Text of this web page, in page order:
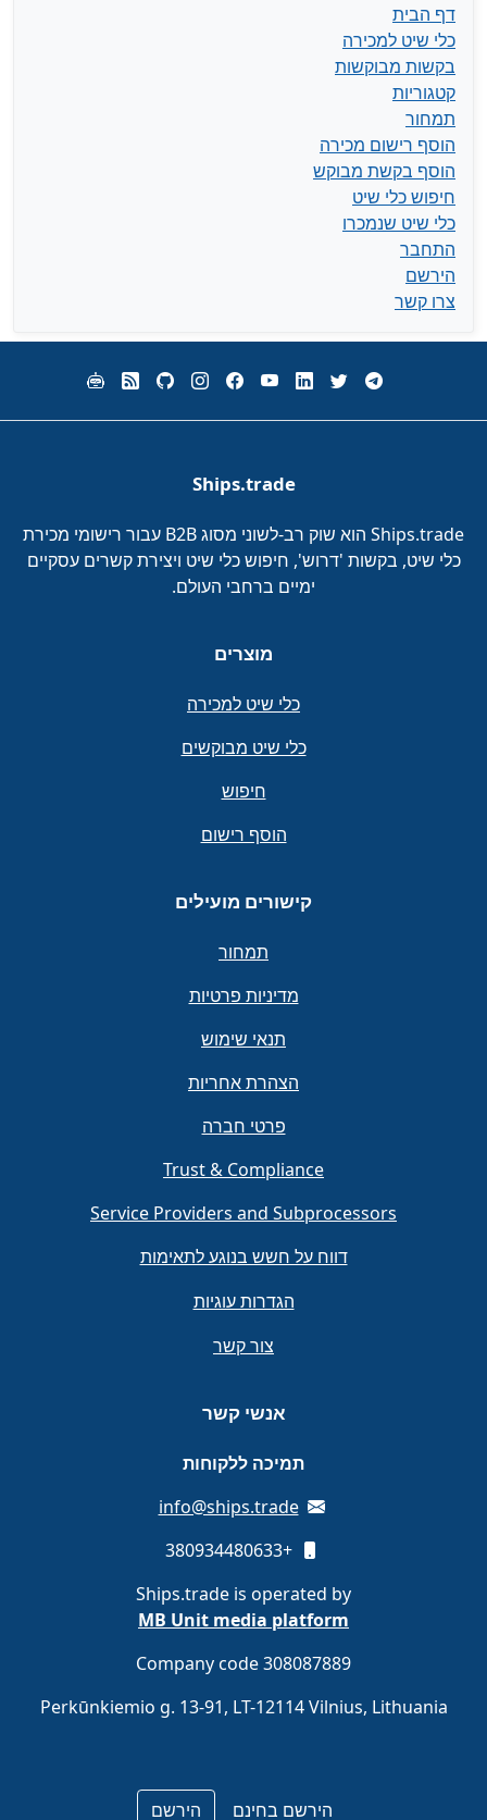
דף הבית
כלי שיט למכירה
בקשות מבוקשות
קטגוריות
תמחור
הוסף רישום מכירה
הוסף בקשת מבוקש
חיפוש כלי שיט
כלי שיט שנמכרו
התחבר
הירשם
צרו קשר
Ships.trade
Ships.trade הוא שוק רב-לשוני מסוג B2B עבור רישומי מכירת
כלי שיט, בקשות 'דרוש', חיפוש כלי שיט ויצירת קשרים עסקיים
ימיים ברחבי העולם.
מוצרים
כלי שיט למכירה
כלי שיט מבוקשים
חיפוש
הוסף רישום
קישורים מועילים
תמחור
מדיניות פרטיות
תנאי שימוש
הצהרת אחריות
פרטי חברה
Trust & Compliance
Service Providers and Subprocessors
דווח על חשש בנוגע לתאימות
הגדרות עוגיות
צור קשר
אנשי קשר
תמיכה ללקוחות
info@ships.trade
+380934480633
Ships.trade is operated by
MB Unit media platform
Company code 308087889
Perkūnkiemio g. 13-91, LT-12114 Vilnius, Lithuania
הירשם בחינם הירשם